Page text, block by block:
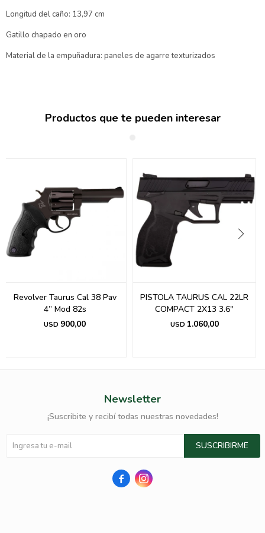
Longitud del caño: 13,97 cm
Gatillo chapado en oro
Material de la empuñadura: paneles de agarre texturizados
Productos que te pueden interesar
Revolver Taurus Cal 38 Pav
4” Mod 82s
USD 900,00
PISTOLA TAURUS CAL 22LR
COMPACT 2X13 3.6"
USD 1.060,00
Newsletter
¡Suscribite y recibí todas nuestras novedades!
SUSCRIBIRME
 